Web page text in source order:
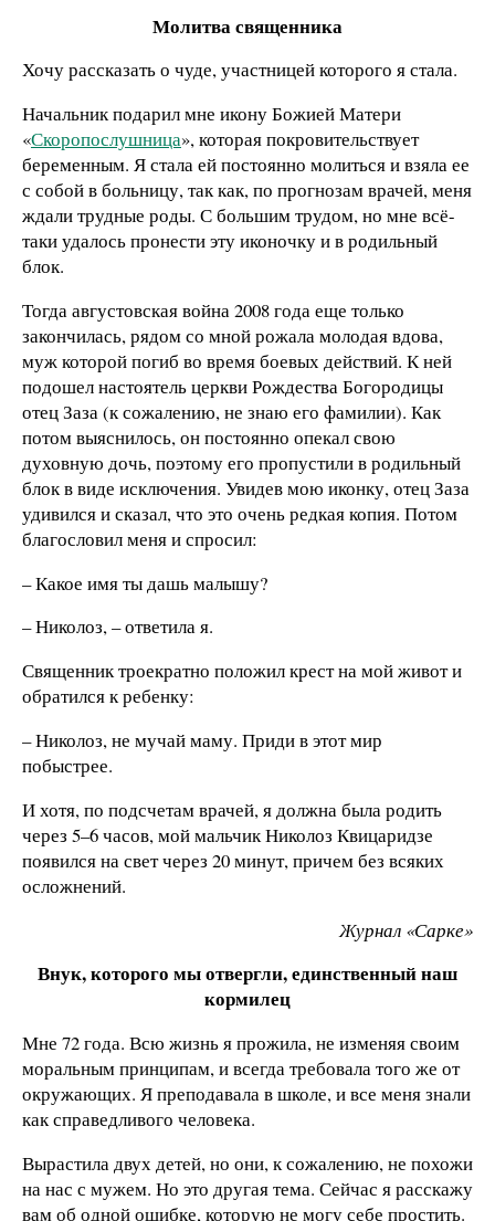
Молитва священника
Хочу рассказать о чуде, участницей которого я стала.
Начальник подарил мне икону Божией Матери
«Скоропослушница», которая покровительствует
беременным. Я стала ей постоянно молиться и взяла ее
с собой в больницу, так как, по прогнозам врачей, меня
ждали трудные роды. С большим трудом, но мне всё-
таки удалось пронести эту иконочку и в родильный
блок.
Тогда августовская война 2008 года еще только
закончилась, рядом со мной рожала молодая вдова,
муж которой погиб во время боевых действий. К ней
подошел настоятель церкви Рождества Богородицы
отец Заза (к сожалению, не знаю его фамилии). Как
потом выяснилось, он постоянно опекал свою
духовную дочь, поэтому его пропустили в родильный
блок в виде исключения. Увидев мою иконку, отец Заза
удивился и сказал, что это очень редкая копия. Потом
благословил меня и спросил:
– Какое имя ты дашь малышу?
– Николоз, – ответила я.
Священник троекратно положил крест на мой живот и
обратился к ребенку:
– Николоз, не мучай маму. Приди в этот мир
побыстрее.
И хотя, по подсчетам врачей, я должна была родить
через 5–6 часов, мой мальчик Николоз Квицаридзе
появился на свет через 20 минут, причем без всяких
осложнений.
Журнал «Сарке»
Внук, которого мы отвергли, единственный наш
кормилец
Мне 72 года. Всю жизнь я прожила, не изменяя своим
моральным принципам, и всегда требовала того же от
окружающих. Я преподавала в школе, и все меня знали
как справедливого человека.
Вырастила двух детей, но они, к сожалению, не похожи
на нас с мужем. Но это другая тема. Сейчас я расскажу
вам об одной ошибке, которую не могу себе простить.